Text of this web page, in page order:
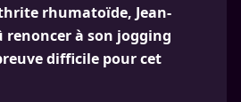
rhumatoïde, Jean-
renoncer à son jogging
difficile pour cet